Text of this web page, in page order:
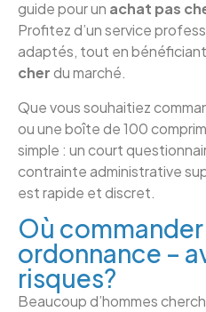
guide pour un achat pas
Profitez d’un service
adaptés, tout en
cherdu marché.
Que vous souhaitiez
ou une boîte de 100
simple : un court
contrainte administrative
est rapide et discret.
Où
ordonnance –
risques?
Beaucoup d’hommes